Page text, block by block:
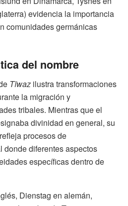
evidencia la importancia
comunidades germánicas
del nombre
Tīwaz ilustra transformaciones
la migración y
tribales. Mientras que el
divinidad en general, su
procesos de
diferentes aspectos
específicas dentro de
Dienstag en alemán,